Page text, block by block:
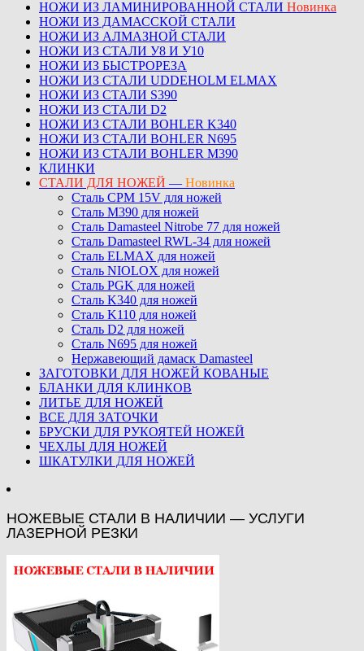
НОЖИ ИЗ ЛАМИНИРОВАННОЙ СТАЛИ Новинка
НОЖИ ИЗ ДАМАССКОЙ СТАЛИ
НОЖИ ИЗ АЛМАЗНОЙ СТАЛИ
НОЖИ ИЗ СТАЛИ У8 И У10
НОЖИ ИЗ БЫСТРОРЕЗА
НОЖИ ИЗ СТАЛИ UDDEHOLM ELMAX
НОЖИ ИЗ СТАЛИ S390
НОЖИ ИЗ СТАЛИ D2
НОЖИ ИЗ СТАЛИ BOHLER K340
НОЖИ ИЗ СТАЛИ BOHLER N695
НОЖИ ИЗ СТАЛИ BOHLER M390
КЛИНКИ
СТАЛИ ДЛЯ НОЖЕЙ — Новинка
Сталь CPM 15V для ножей
Сталь M390 для ножей
Сталь Damasteel Nitrobe 77 для ножей
Сталь Damasteel RWL-34 для ножей
Сталь ELMAX для ножей
Сталь NIOLOX для ножей
Сталь PGK для ножей
Сталь K340 для ножей
Сталь K110 для ножей
Сталь D2 для ножей
Сталь N695 для ножей
Нержавеющий дамаск Damasteel
ЗАГОТОВКИ ДЛЯ НОЖЕЙ КОВАНЫЕ
БЛАНКИ ДЛЯ КЛИНКОВ
ЛИТЬЕ ДЛЯ НОЖЕЙ
ВСЕ ДЛЯ ЗАТОЧКИ
БРУСКИ ДЛЯ РУКОЯТЕЙ НОЖЕЙ
ЧЕХЛЫ ДЛЯ НОЖЕЙ
ШКАТУЛКИ ДЛЯ НОЖЕЙ
НОЖЕВЫЕ СТАЛИ В НАЛИЧИИ — УСЛУГИ
ЛАЗЕРНОЙ РЕЗКИ